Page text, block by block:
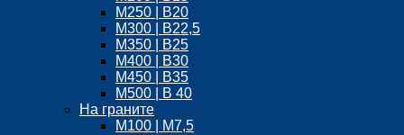
М250 | B20
М300 | B22,5
М350 | B25
M400 | В30
М450 | B35
M500 | B 40
На граните
M100 | М7,5